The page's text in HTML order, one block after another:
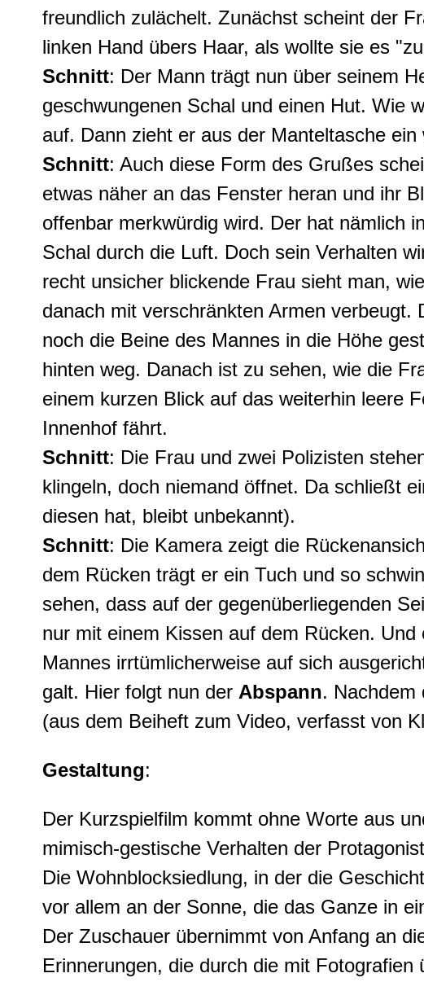
freundlich zulächelt. Zunächst scheint der
linken Hand übers Haar, als wollte sie es
Schnitt: Der Mann trägt nun über seinem
geschwungenen Schal und einen Hut. Wie
auf. Dann zieht er aus der Manteltasche
Schnitt: Auch diese Form des Grußes
etwas näher an das Fenster heran und ihr
offenbar merkwürdig wird. Der hat nämlich
Schal durch die Luft. Doch sein Verhalten
recht unsicher blickende Frau sieht man,
danach mit verschränkten Armen verbeugt.
noch die Beine des Mannes in die Höhe
hinten weg. Danach ist zu sehen, wie die
einem kurzen Blick auf das weiterhin leere
Innenhof fährt.
Schnitt: Die Frau und zwei Polizisten
klingeln, doch niemand öffnet. Da schließt
diesen hat, bleibt unbekannt).
Schnitt: Die Kamera zeigt die
dem Rücken trägt er ein Tuch und so
sehen, dass auf der gegenüberliegenden
nur mit einem Kissen auf dem Rücken.
Mannes irrtümlicherweise auf sich
galt. Hier folgt nun der Abspann. Nachdem
(aus dem Beiheft zum Video, verfasst von
Gestaltung:
Der Kurzspielfilm kommt ohne Worte aus
mimisch-gestische Verhalten der
Die Wohnblocksiedlung, in der die
vor allem an der Sonne, die das Ganze in
Der Zuschauer übernimmt von Anfang an
Erinnerungen, die durch die mit